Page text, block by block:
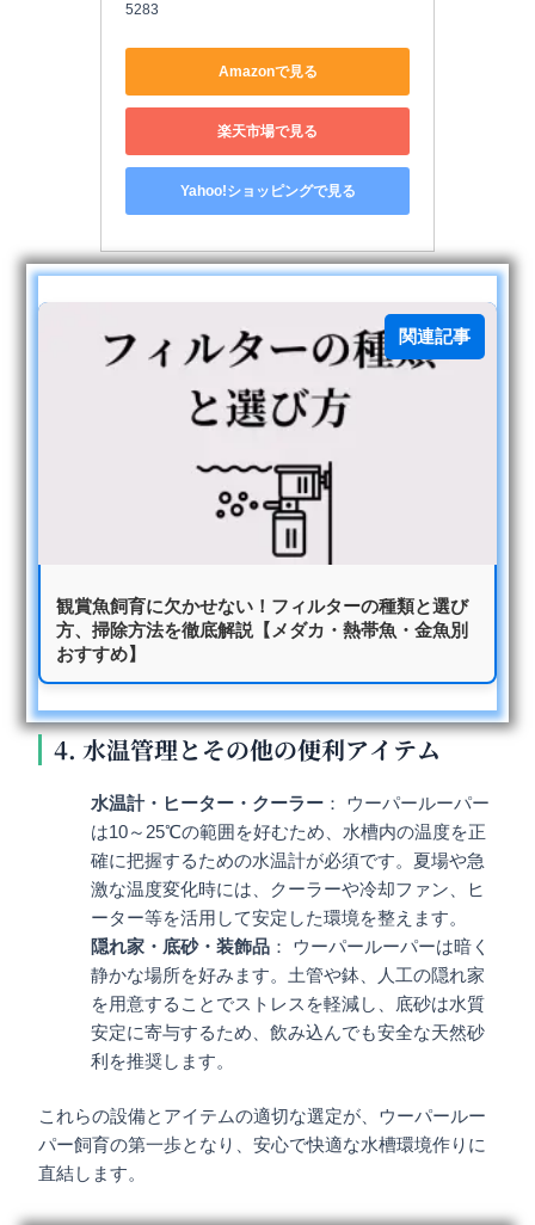
5283
Amazonで見る
楽天市場で見る
Yahoo!ショッピングで見る
観賞魚飼育に欠かせない！フィルターの種類と選び
方、掃除方法を徹底解説【メダカ・熱帯魚・金魚別
おすすめ】
関連記事
4. 水温管理とその他の便利アイテム
水温計・ヒーター・クーラー ： ウーパールーパー
は10～25℃の範囲を好むため、水槽内の温度を正
確に把握するための水温計が必須です。夏場や急
激な温度変化時には、クーラーや冷却ファン、ヒ
ーター等を活用して安定した環境を整えます。
隠れ家・底砂・装飾品 ： ウーパールーパーは暗く
静かな場所を好みます。土管や鉢、人工の隠れ家
を用意することでストレスを軽減し、底砂は水質
安定に寄与するため、飲み込んでも安全な天然砂
利を推奨します。
これらの設備とアイテムの適切な選定が、ウーパールー
パー飼育の第一歩となり、安心で快適な水槽環境作りに
直結します。